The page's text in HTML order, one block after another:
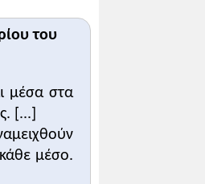
με την
Εξάλλου,
του
μέσα στα
[...]
μέσο.